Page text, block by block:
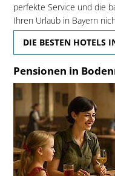
perfekte Service und die
Ihren Urlaub in Bayern
DIE BESTEN HOTELS
Pensionen in